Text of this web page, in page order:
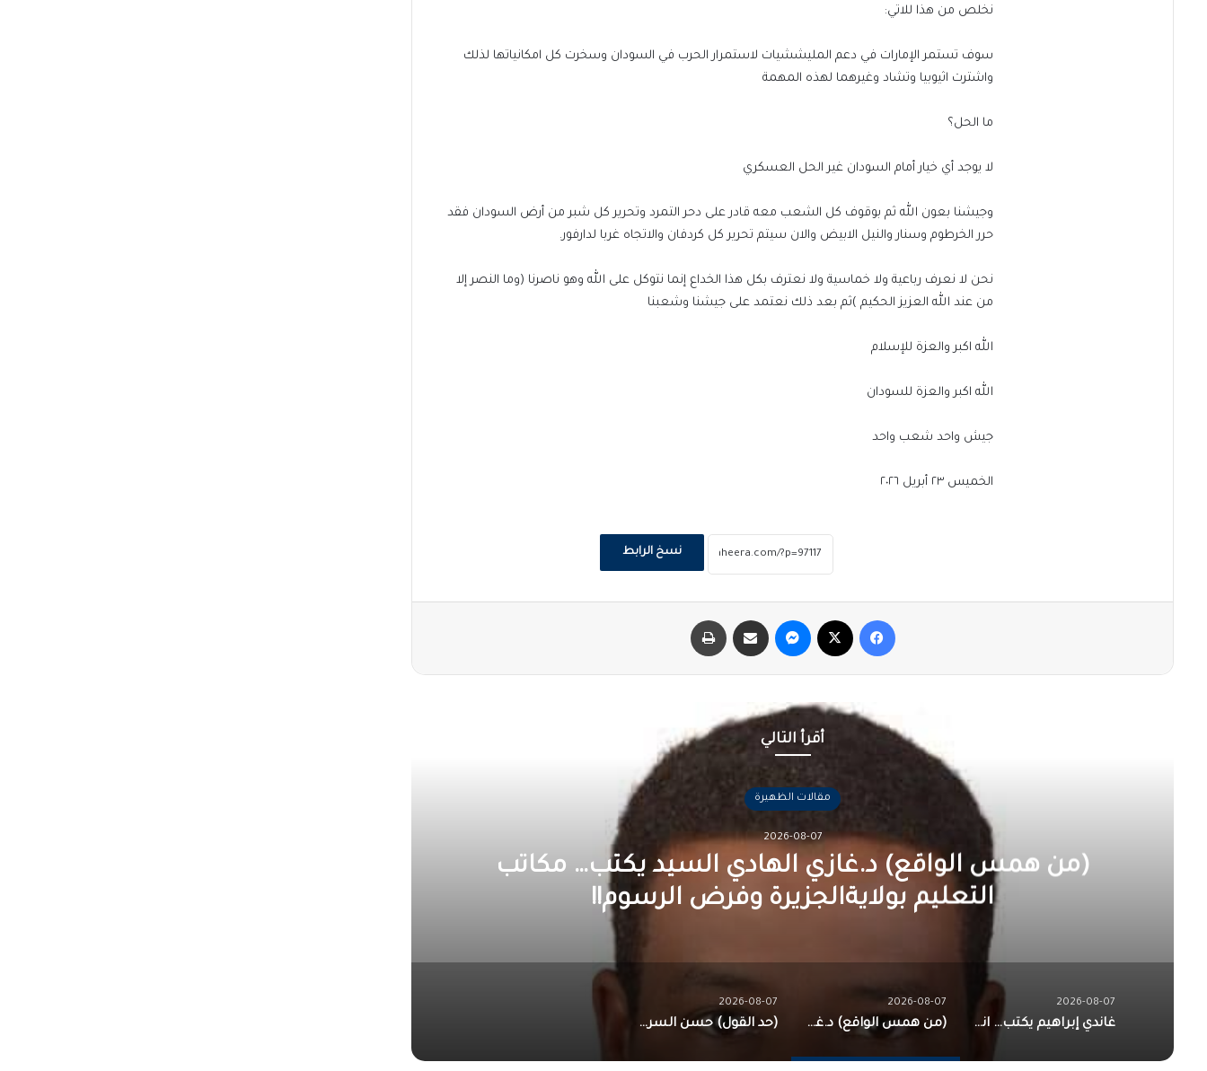
نخلص من هذا للاتي:
سوف تستمر الإمارات في دعم المليششيات لاستمرار الحرب في السودان وسخرت كل امكانياتها لذلك
واشترت اثيوبيا وتشاد وغيرهما لهذه المهمة
ما الحل؟
لا يوجد أي خيار أمام السودان غير الحل العسكري
وجيشنا بعون الله ثم بوقوف كل الشعب معه قادر على دحر التمرد وتحرير كل شبر من أرض السودان فقد
حرر الخرطوم وسنار والنيل الابيض والان سيتم تحرير كل كردفان والاتجاه غربا لدارفور.
نحن لا نعرف رباعية ولا خماسية ولا نعترف بكل هذا الخداع إنما نتوكل على الله وهو ناصرنا (وما النصر إلا
من عند الله العزيز الحكيم )ثم بعد ذلك نعتمد على جيشنا وشعبنا
الله اكبر والعزة للإسلام
الله اكبر والعزة للسودان
جيش واحد شعب واحد
الخميس ٢٣ أبريل ٢٠٢٦
نسخ الرابط
فيسبوك ماسنجر مشاركة عبر البريد
أقرأ التالي
مقالات الظهيرة
2026-08-07
(من همس الواقع) د.غازي الهادي السيد يكتب… مكاتب
التعليم بولايةالجزيرة وفرض الرسوم!!
2026-08-07
غاندي إبراهيم يكتب… انتخابات مزارعي مشروع الجزيرة.. هل ينجح منسوبي حركة العدل والمساواة في بلوغ المكتب التنفيذي؟
2026-08-07
(من همس الواقع) د.غازي الهادي السيد يكتب… مكاتب التعليم بولايةالجزيرة وفرض الرسوم!!
2026-08-07
(حد القول) حسن السر يكتب…. حواء السودانية في وجه العنف… صمتٌ دولي وأسئلة لا تنتهي!!